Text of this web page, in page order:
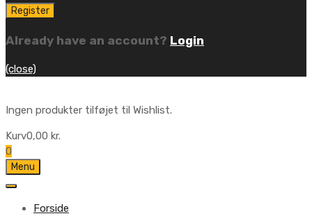
Already have an account? Login
(close)
Ingen produkter tilføjet til Wishlist.
Kurv0,00 kr.
0
Menu
Forside